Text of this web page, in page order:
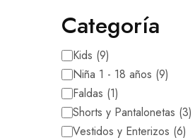
Categoría
Kids (9)
Niña 1 - 18 años (9)
Faldas (1)
Shorts y Pantalonetas (3)
Vestidos y Enterizos (6)